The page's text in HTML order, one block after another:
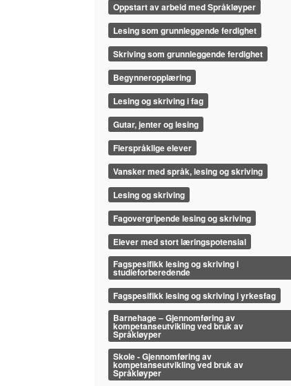
Oppstart av arbeid med Språkløyper
Lesing som grunnleggende ferdighet
Skriving som grunnleggende ferdighet
Begynneropplæring
Lesing og skriving i fag
Gutar, jenter og lesing
Flerspråklige elever
Vansker med språk, lesing og skriving
Lesing og skriving
Fagovergripende lesing og skriving
Elever med stort læringspotensial
Fagspesifikk lesing og skriving i
studieforberedende
Fagspesifikk lesing og skriving i yrkesfag
Barnehage – Gjennomføring av
kompetanseutvikling ved bruk av
Språkløyper
Skole - Gjennomføring av
kompetanseutvikling ved bruk av
Språkløyper